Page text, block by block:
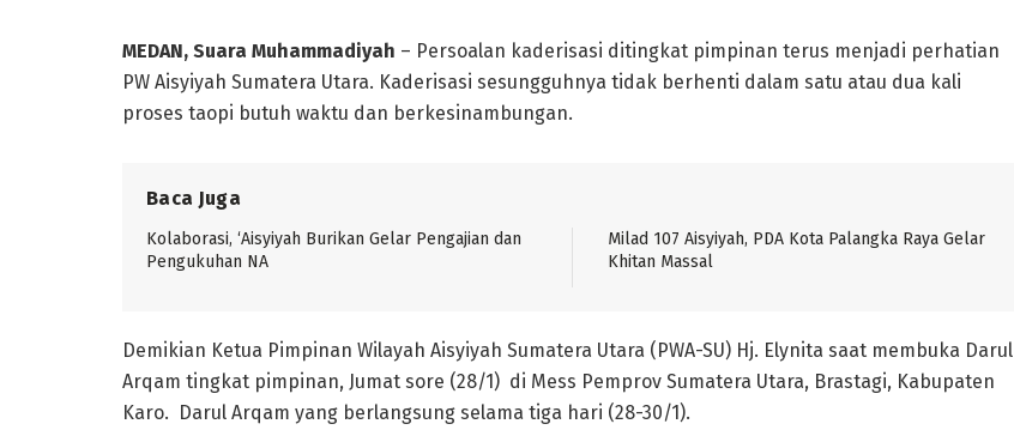
MEDAN, Suara Muhammadiyah – Persoalan kaderisasi ditingkat pimpinan terus menjadi perhatian
PW Aisyiyah Sumatera Utara. Kaderisasi sesungguhnya tidak berhenti dalam satu atau dua kali
proses taopi butuh waktu dan berkesinambungan.
Baca Juga
Kolaborasi, ‘Aisyiyah Burikan Gelar Pengajian dan
Pengukuhan NA
Milad 107 Aisyiyah, PDA Kota Palangka Raya Gelar
Khitan Massal
Demikian Ketua Pimpinan Wilayah Aisyiyah Sumatera Utara (PWA-SU) Hj. Elynita saat membuka Darul
Arqam tingkat pimpinan, Jumat sore (28/1) di Mess Pemprov Sumatera Utara, Brastagi, Kabupaten
Karo. Darul Arqam yang berlangsung selama tiga hari (28-30/1).